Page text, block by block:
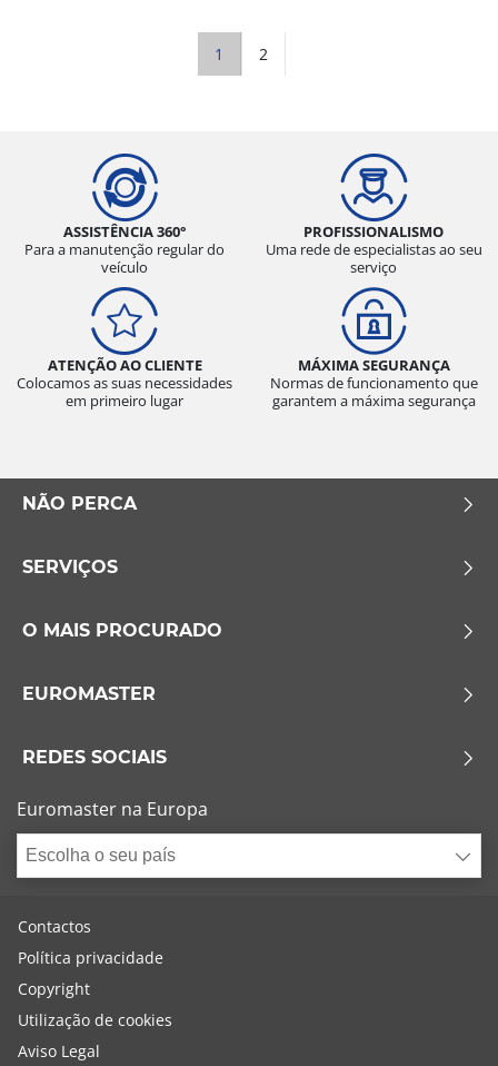
1 2
ASSISTÊNCIA 360°
Para a manutenção regular do
veículo
PROFISSIONALISMO
Uma rede de especialistas ao seu
serviço
ATENÇÃO AO CLIENTE
Colocamos as suas necessidades
em primeiro lugar
MÁXIMA SEGURANÇA
Normas de funcionamento que
garantem a máxima segurança
NÃO PERCA
SERVIÇOS
O MAIS PROCURADO
EUROMASTER
REDES SOCIAIS
Euromaster na Europa
Escolha o seu país
Contactos
Política privacidade
Copyright
Utilização de cookies
Aviso Legal